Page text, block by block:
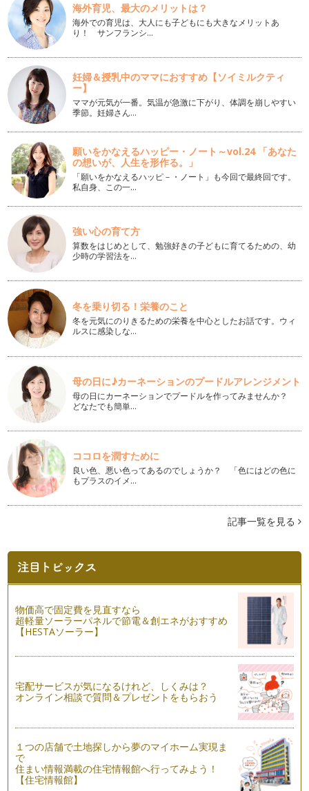
【親子で日本茶！⑰】「抹茶」をたてよう！
抹茶に必要な道具がそろったら、いよいよ抹茶をたててみまし
ょう！ …
【親子で日本茶！⑯】「抹茶」に必要な道具
前回は「抹茶」の選び方についてでしたが、今回は、抹茶を点
てる際に必要な道具をご紹介します。…
【親子で日本茶！⑮】「抹茶」の選び方
「抹茶」と聞いて思い浮かべるものは何ですか？ 「茶道」・
「お…
【親子で日本茶！⑭】花粉の季節もお茶を飲もう
2月、花粉の飛散が始まる季節ですね。 マスクにメガネ、花粉
を寄せ付けないアイテムの…
【親子で日本茶！⑬】「ほうじ茶」と「玄米茶」のいれ方
「ほうじ茶」と「玄米茶」はさっぱりした味と香りを楽しむお
茶です。 香りを出すために…
【親子で日本茶！⑫】冬にぴったり「ほうじ茶」と「玄米茶」
寒い日は温かいお茶が飲みたくなりますね。 「ほうじ茶」や
「玄米茶」の香ばしい、温か…
【親子で日本茶！⑪】茶葉の賞味期限と保存方法
年末で大掃除をしていると、棚の奥から賞味期限切れの食品
が…なんて、ちょっと残…
【親子で日本茶！⑩】煎茶にぴったりのお茶請け
煎茶にはやはりお菓子がつきものですね。 お茶とお菓子でほ
っと一息、リラックスやリフ…
【親子で日本茶！⑨】煎茶をいれよう！
今回は、親子で楽しめる「深蒸し煎茶」のいれ方をご紹介しま
す。 お子様と保護者の方、…
【親子で日本茶！⑧】「茶托」は必要？
「茶托（ちゃたく）」は、お客様にお茶を出す際に、お茶碗や
う
これまで、煎茶をいれる際に必要な道具をご紹介してきました
が、今回は「お湯呑」と「お茶碗」に…
【親子で日本茶！⑥】急須の手入れと「湯冷まし」
前回では急須の選び方をご紹介しましたが、今回は急須を使っ
た後のお手入れ方法をご紹介します。…
「急須（きゅうす）」が違うとお茶をいれた時の味も変わると
いうくらい、急須は大事な道具です。…
日本で一番よく飲まれている緑茶が「煎茶（せんちゃ）」で
す。 茶葉を蒸したあと、揉み…
【親子で日本茶！③】夏にぴったり！簡単「水出し煎茶」
暑い夏に、お湯を沸かしたり、お湯を使ったりするのはちょっ
海外育児、最大のメリットは？
海外での育児は、大人にも子どもにも大きなメリットあ
り！ サンフランシ…
妊婦＆授乳中のママにおすすめ【ソイミルクティ
ー】
ママが元気が一番。気温が急激に下がり、体調を崩しやすい
季節。妊婦さん…
願いをかなえるハッピー・ノート～vol.24 「あなた
の想いが、人生を形作る。」
「願いをかなえるハッピ－・ノート」も今回で最終回です。
私自身、この一…
強い心の育て方
算数をはじめとして、勉強好きの子どもに育てるための、幼
少時の学習法を…
冬を乗り切る！栄養のこと
冬を元気にのりきるための栄養を中心としたお話です。ウィ
ルスに感染しな…
母の日に♪カーネーションのプードルアレンジメント
母の日にカーネーションでプードルを作ってみませんか？
どなたでも簡単…
ココロを潤すために
良い色、悪い色ってあるのでしょうか？ 「色にはどの色に
もプラスのイメ…
記事一覧を見る
物価高で固定費を見直すなら
超軽量ソーラーパネルで節電＆創エネがおすすめ
【HESTAソーラー】
宅配サービスが気になるけれど、しくみは？
オンライン相談で質問＆プレゼントをもらおう
１つの店舗で土地探しから夢のマイホーム実現ま
で
住まい情報満載の住宅情報館へ行ってみよう！
【住宅情報館】